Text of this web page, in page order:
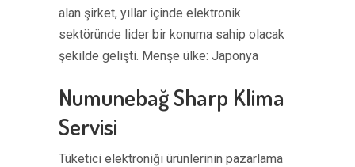
alan şirket, yıllar içinde elektronik
sektöründe lider bir konuma sahip olacak
şekilde gelişti. Menşe ülke: Japonya
Numunebağ Sharp Klima
Servisi
Tüketici elektroniği ürünlerinin pazarlama